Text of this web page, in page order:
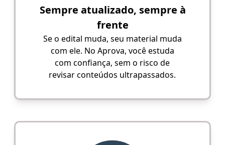
Sempre atualizado, sempre à
frente
Se o edital muda, seu material muda
com ele. No Aprova, você estuda
com confiança, sem o risco de
revisar conteúdos ultrapassados.